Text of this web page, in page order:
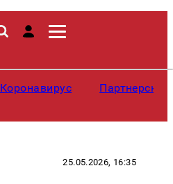
Коронавирус
25.05.2026, 16:35